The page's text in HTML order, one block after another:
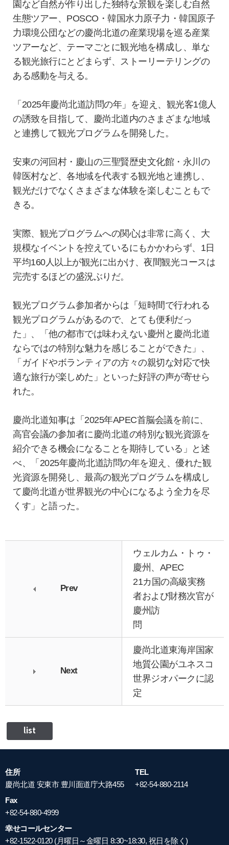
園など自然が作り出した独特な景観を楽しむ自然
生態ツアー、POSCO・韓国水力原子力・韓国原子
力環境公団などの慶尚北道の産業現場を巡る産業
ツアーなど、テーマごとに観光地を構成し、単な
る観光旅行にとどまらず、ストーリーテリングの
ある感動を与える。
「2025年慶尚北道訪問の年」を迎え、観光客1億人
の誘致を目指して、慶尚北道内のさまざまな地域
と連携して観光プログラムを開発した。
安東の河回村・慶山の三聖賢歴史文化館・永川の
韓医村など、各地域を代表する観光地と連携し、
観光だけでなくさまざまな体験を楽しむこともで
きる。
実際、観光プログラムへの関心は非常に高く、大
規模なイベントを控えているにもかかわらず、1日
平均160人以上が観光に出かけ、夜間観光コースは
完売するほどの盛況ぶりだ。
観光プログラム参加者からは「短時間で行われる
観光プログラムがあるので、とても便利だっ
た」、「他の都市では味わえない慶州と慶尚北道
ならではの特別な魅力を感じることができた」、
「ガイドやボランティアの方々の親切な対応で快
適な旅行が楽しめた」といった好評の声が寄せら
れた。
慶尚北道知事は「2025年APEC首脳会議を前に、
高官会議の参加者に慶尚北道の特別な観光資源を
紹介できる機会になることを期待している」と述
べ、「2025年慶尚北道訪問の年を迎え、優れた観
光資源を開発し、最高の観光プログラムを構成し
て慶尚北道が世界観光の中心になるよう全力を尽
くす」と語った。
Prev
ウェルカム・トゥ・
慶州、APEC
21カ国の高級実務
者および財務次官が
慶州訪
問
Next
慶尚北道東海岸国家
地質公園がユネスコ
世界ジオパークに認
定
list
住所
慶尚北道 安東市 豊川面道庁大路455
TEL
+82-54-880-2114
Fax
+82-54-880-4999
幸せコールセンター
+82-1522-0120 (月曜日～金曜日 8:30~18:30, 祝日を除く)